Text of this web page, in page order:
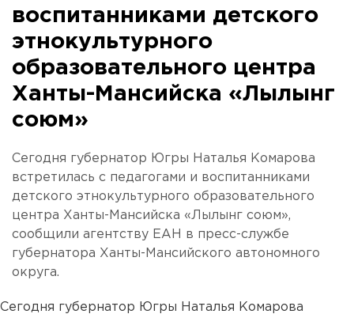
воспитанниками детского
этнокультурного
образовательного центра
Ханты-Мансийска «Лылынг
союм»
Сегодня губернатор Югры Наталья Комарова
встретилась с педагогами и воспитанниками
детского этнокультурного образовательного
центра Ханты-Мансийска «Лылынг союм»,
сообщили агентству ЕАН в пресс-службе
губернатора Ханты-Мансийского автономного
округа.
Сегодня губернатор Югры Наталья Комарова